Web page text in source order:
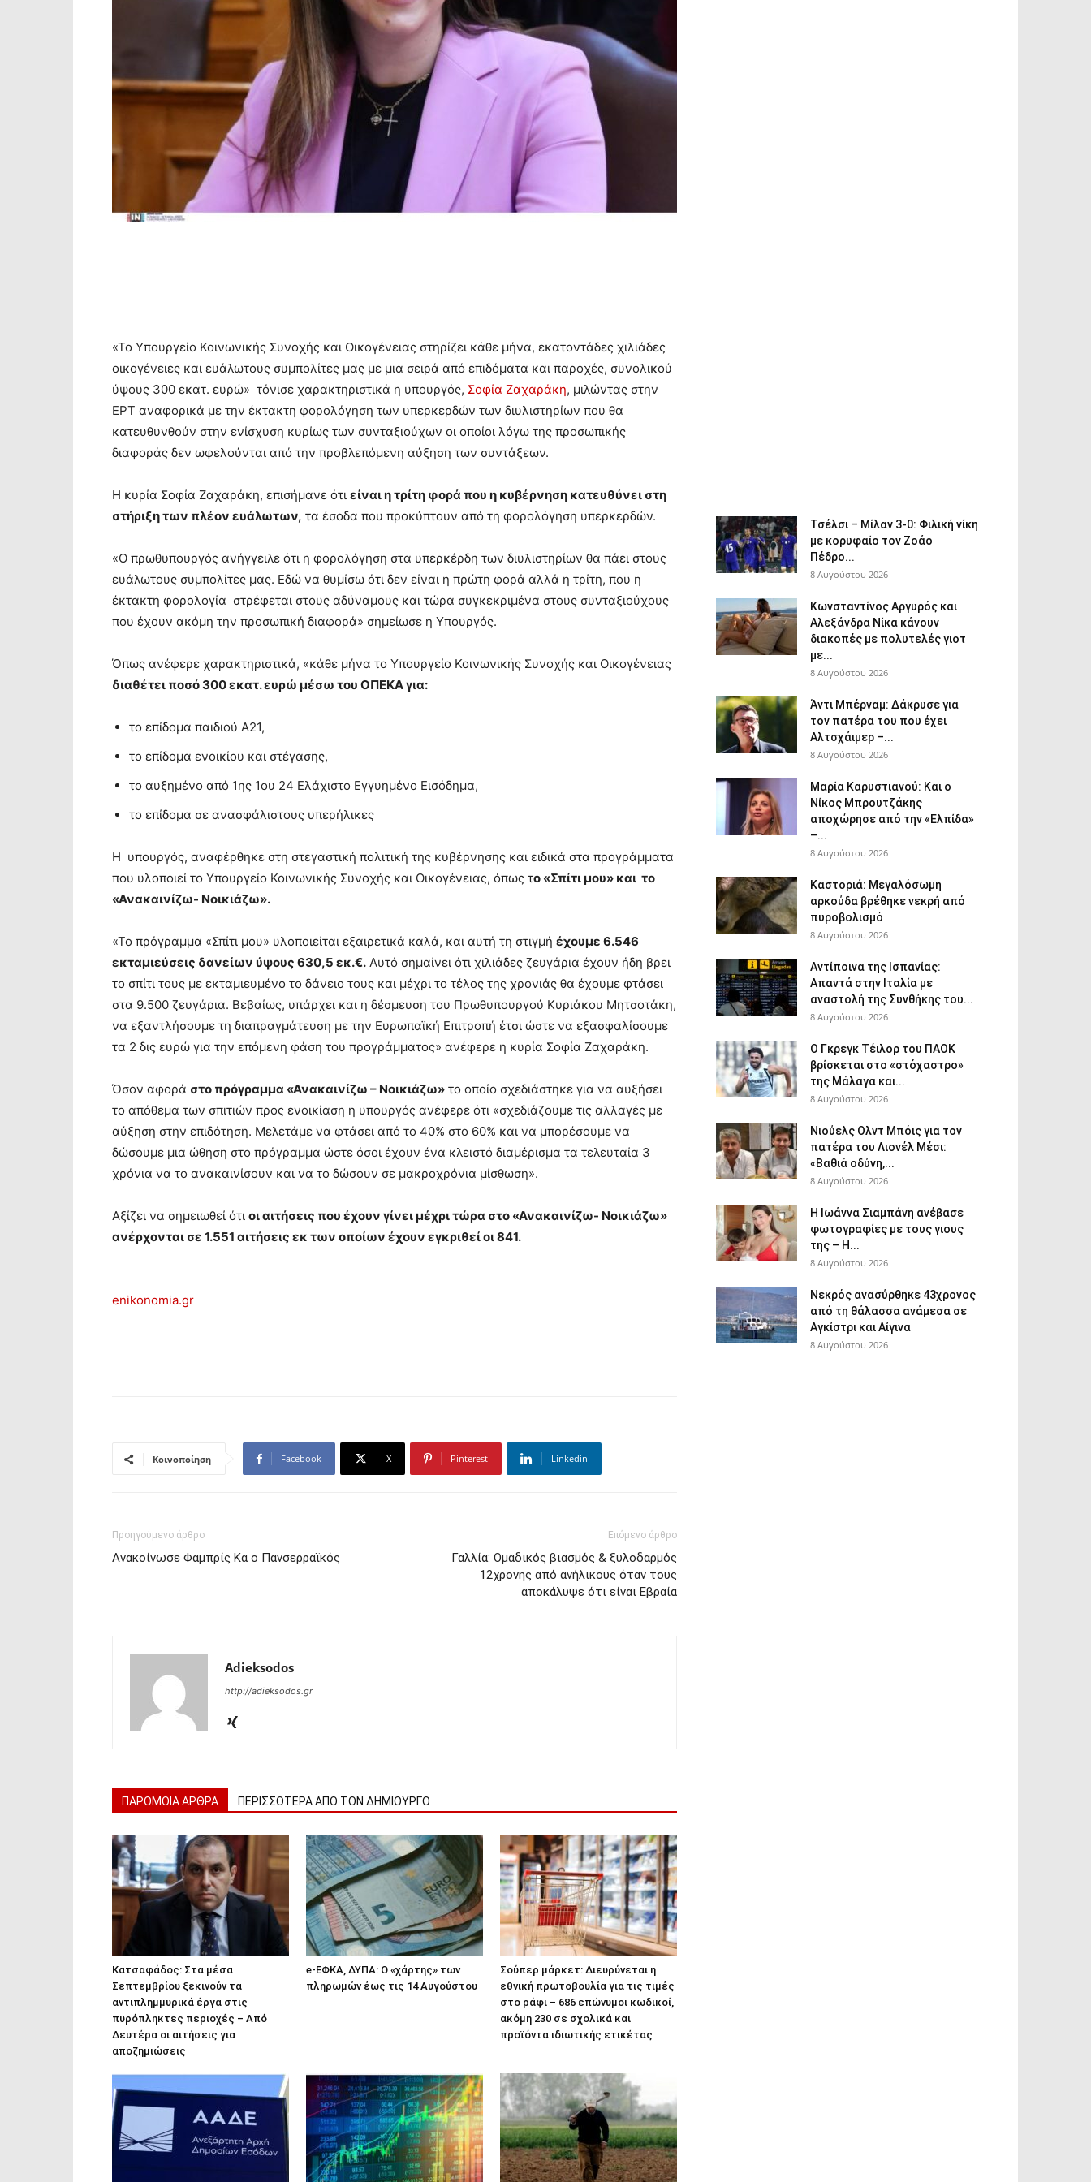
«Το Υπουργείο Κοινωνικής Συνοχής και Οικογένειας στηρίζει κάθε μήνα, εκατοντάδες χιλιάδες
οικογένειες και ευάλωτους συμπολίτες μας με μια σειρά από επιδόματα και παροχές, συνολικού
ύψους 300 εκατ. ευρώ» τόνισε χαρακτηριστικά η υπουργός, Σοφία Ζαχαράκη, μιλώντας στην
ΕΡΤ αναφορικά με την έκτακτη φορολόγηση των υπερκερδών των διυλιστηρίων που θα
κατευθυνθούν στην ενίσχυση κυρίως των συνταξιούχων οι οποίοι λόγω της προσωπικής
διαφοράς δεν ωφελούνται από την προβλεπόμενη αύξηση των συντάξεων.
Η κυρία Σοφία Ζαχαράκη, επισήμανε ότι είναι η τρίτη φορά που η κυβέρνηση κατευθύνει στη
στήριξη των πλέον ευάλωτων, τα έσοδα που προκύπτουν από τη φορολόγηση υπερκερδών.
«Ο πρωθυπουργός ανήγγειλε ότι η φορολόγηση στα υπερκέρδη των διυλιστηρίων θα πάει στους
ευάλωτους συμπολίτες μας. Εδώ να θυμίσω ότι δεν είναι η πρώτη φορά αλλά η τρίτη, που η
έκτακτη φορολογία στρέφεται στους αδύναμους και τώρα συγκεκριμένα στους συνταξιούχους
που έχουν ακόμη την προσωπική διαφορά» σημείωσε η Υπουργός.
Όπως ανέφερε χαρακτηριστικά, «κάθε μήνα το Υπουργείο Κοινωνικής Συνοχής και Οικογένειας
διαθέτει ποσό 300 εκατ. ευρώ μέσω του ΟΠΕΚΑ για:
το επίδομα παιδιού Α21,
το επίδομα ενοικίου και στέγασης,
το αυξημένο από 1ης 1ου 24 Ελάχιστο Εγγυημένο Εισόδημα,
το επίδομα σε ανασφάλιστους υπερήλικες
Η υπουργός, αναφέρθηκε στη στεγαστική πολιτική της κυβέρνησης και ειδικά στα προγράμματα
που υλοποιεί το Υπουργείο Κοινωνικής Συνοχής και Οικογένειας, όπως το «Σπίτι μου» και το
«Ανακαινίζω- Νοικιάζω».
«Το πρόγραμμα «Σπίτι μου» υλοποιείται εξαιρετικά καλά, και αυτή τη στιγμή έχουμε 6.546
εκταμιεύσεις δανείων ύψους 630,5 εκ.€. Αυτό σημαίνει ότι χιλιάδες ζευγάρια έχουν ήδη βρει
το σπίτι τους με εκταμιευμένο το δάνειο τους και μέχρι το τέλος της χρονιάς θα έχουμε φτάσει
στα 9.500 ζευγάρια. Βεβαίως, υπάρχει και η δέσμευση του Πρωθυπουργού Κυριάκου Μητσοτάκη,
να εξαντλήσουμε τη διαπραγμάτευση με την Ευρωπαϊκή Επιτροπή έτσι ώστε να εξασφαλίσουμε
τα 2 δις ευρώ για την επόμενη φάση του προγράμματος» ανέφερε η κυρία Σοφία Ζαχαράκη.
Όσον αφορά στο πρόγραμμα «Ανακαινίζω – Νοικιάζω» το οποίο σχεδιάστηκε για να αυξήσει
το απόθεμα των σπιτιών προς ενοικίαση η υπουργός ανέφερε ότι «σχεδιάζουμε τις αλλαγές με
αύξηση στην επιδότηση. Μελετάμε να φτάσει από το 40% στο 60% και να μπορέσουμε να
δώσουμε μια ώθηση στο πρόγραμμα ώστε όσοι έχουν ένα κλειστό διαμέρισμα τα τελευταία 3
χρόνια να το ανακαινίσουν και να το δώσουν σε μακροχρόνια μίσθωση».
Αξίζει να σημειωθεί ότι οι αιτήσεις που έχουν γίνει μέχρι τώρα στο «Ανακαινίζω- Νοικιάζω»
ανέρχονται σε 1.551 αιτήσεις εκ των οποίων έχουν εγκριθεί οι 841.
enikonomia.gr
Κοινοποίηση Facebook X Pinterest Linkedin
Προηγούμενο άρθρο
Ανακοίνωσε Φαμπρίς Κα ο Πανσερραϊκός
Επόμενο άρθρο
Γαλλία: Ομαδικός βιασμός & ξυλοδαρμός
12χρονης από ανήλικους όταν τους
αποκάλυψε ότι είναι Εβραία
Adieksodos
http://adieksodos.gr
ΠΑΡΟΜΟΙΑ ΑΡΘΡΑ ΠΕΡΙΣΣΟΤΕΡΑ ΑΠΟ ΤΟΝ ΔΗΜΙΟΥΡΓΟ
Κατσαφάδος: Στα μέσα
Σεπτεμβρίου ξεκινούν τα
αντιπλημμυρικά έργα στις
πυρόπληκτες περιοχές – Από
Δευτέρα οι αιτήσεις για
αποζημιώσεις
e-ΕΦΚΑ, ΔΥΠΑ: Ο «χάρτης» των
πληρωμών έως τις 14 Αυγούστου
Σούπερ μάρκετ: Διευρύνεται η
εθνική πρωτοβουλία για τις τιμές
στο ράφι – 686 επώνυμοι κωδικοί,
ακόμη 230 σε σχολικά και
προϊόντα ιδιωτικής ετικέτας
Τσέλσι – Μίλαν 3-0: Φιλική νίκη
με κορυφαίο τον Ζοάο
Πέδρο...
8 Αυγούστου 2026
Κωνσταντίνος Αργυρός και
Αλεξάνδρα Νίκα κάνουν
διακοπές με πολυτελές γιοτ
με...
8 Αυγούστου 2026
Άντι Μπέρναμ: Δάκρυσε για
τον πατέρα του που έχει
Αλτσχάιμερ –...
8 Αυγούστου 2026
Μαρία Καρυστιανού: Και ο
Νίκος Μπρουτζάκης
αποχώρησε από την «Ελπίδα»
–...
8 Αυγούστου 2026
Καστοριά: Μεγαλόσωμη
αρκούδα βρέθηκε νεκρή από
πυροβολισμό
8 Αυγούστου 2026
Αντίποινα της Ισπανίας:
Απαντά στην Ιταλία με
αναστολή της Συνθήκης του...
8 Αυγούστου 2026
Ο Γκρεγκ Τέιλορ του ΠΑΟΚ
βρίσκεται στο «στόχαστρο»
της Μάλαγα και...
8 Αυγούστου 2026
Νιούελς Ολντ Μπόις για τον
πατέρα του Λιονέλ Μέσι:
«Βαθιά οδύνη,...
8 Αυγούστου 2026
H Ιωάννα Σιαμπάνη ανέβασε
φωτογραφίες με τους γιους
της – Η...
8 Αυγούστου 2026
Νεκρός ανασύρθηκε 43χρονος
από τη θάλασσα ανάμεσα σε
Αγκίστρι και Αίγινα
8 Αυγούστου 2026